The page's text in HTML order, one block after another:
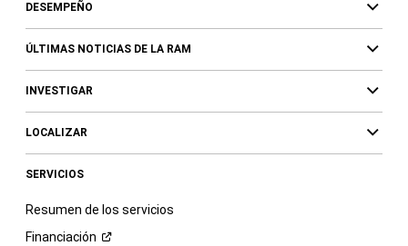
DESEMPEÑO
ÚLTIMAS NOTICIAS DE LA RAM
INVESTIGAR
LOCALIZAR
SERVICIOS
Resumen de los servicios
Financiación